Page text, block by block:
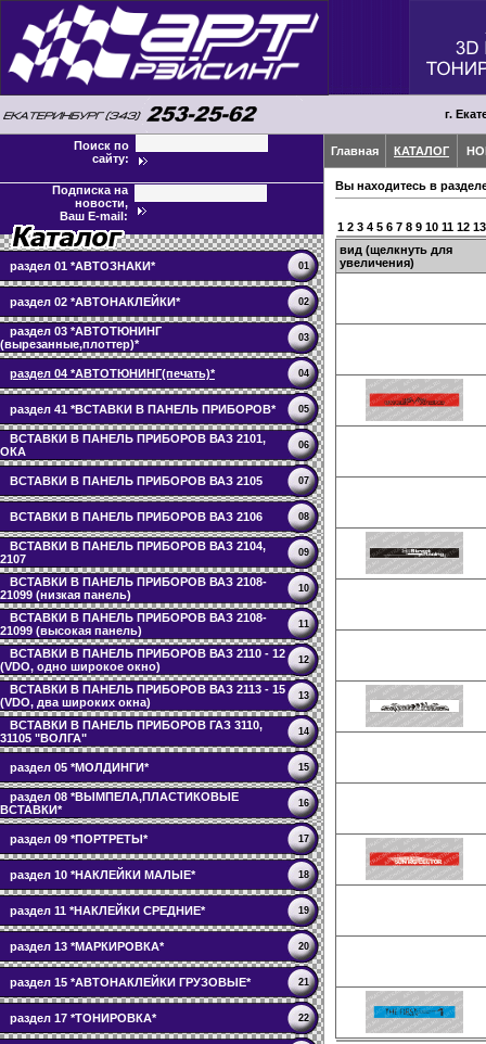
г.
Поиск по
сайту:
Подписка на
новости,
Ваш E-mail:
раздел 01 *АВТОЗНАКИ* 01
раздел 02 *АВТОНАКЛЕЙКИ* 02
раздел 03 *АВТОТЮНИНГ
(вырезанные,плоттер)*
03
раздел 04 *АВТОТЮНИНГ(печать)* 04
раздел 41 *ВСТАВКИ В ПАНЕЛЬ ПРИБОРОВ* 05
ВСТАВКИ В ПАНЕЛЬ ПРИБОРОВ ВАЗ 2101,
ОКА
06
ВСТАВКИ В ПАНЕЛЬ ПРИБОРОВ ВАЗ 2105 07
ВСТАВКИ В ПАНЕЛЬ ПРИБОРОВ ВАЗ 2106 08
ВСТАВКИ В ПАНЕЛЬ ПРИБОРОВ ВАЗ 2104,
2107
09
ВСТАВКИ В ПАНЕЛЬ ПРИБОРОВ ВАЗ 2108-
21099 (низкая панель)
10
ВСТАВКИ В ПАНЕЛЬ ПРИБОРОВ ВАЗ 2108-
21099 (высокая панель)
11
ВСТАВКИ В ПАНЕЛЬ ПРИБОРОВ ВАЗ 2110 - 12
(VDO, одно широкое окно)
12
ВСТАВКИ В ПАНЕЛЬ ПРИБОРОВ ВАЗ 2113 - 15
(VDO, два широких окна)
13
ВСТАВКИ В ПАНЕЛЬ ПРИБОРОВ ГАЗ 3110,
31105 "ВОЛГА"
14
раздел 05 *МОЛДИНГИ* 15
раздел 08 *ВЫМПЕЛА,ПЛАСТИКОВЫЕ
ВСТАВКИ*
16
раздел 09 *ПОРТРЕТЫ* 17
раздел 10 *НАКЛЕЙКИ МАЛЫЕ* 18
раздел 11 *НАКЛЕЙКИ СРЕДНИЕ* 19
раздел 13 *МАРКИРОВКА* 20
раздел 15 *АВТОНАКЛЕЙКИ ГРУЗОВЫЕ* 21
раздел 17 *ТОНИРОВКА* 22
Главная КАТАЛОГ
Вы находитесь в
1 2 3 4 5 6 7 8 9 10 11 12 13
вид (щелкнуть для
увеличения)